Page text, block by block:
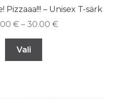
– Unisex T-särk
€ – 30.00 €
Vali